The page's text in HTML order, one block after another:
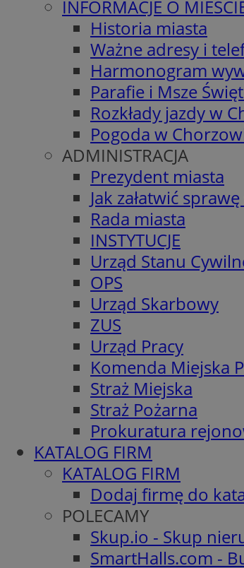
INFORMACJE O
Historia miasta
Ważne adresy i
Harmonogram
Parafie i Msze
Rozkłady jazdy w
Pogoda w
ADMINISTRACJA
Prezydent miasta
Jak załatwić
Rada miasta
INSTYTUCJE
Urząd Stanu
OPS
Urząd Skarbowy
ZUS
Urząd Pracy
Komenda Miejska
Straż Miejska
Straż Pożarna
Prokuratura
KATALOG FIRM
KATALOG FIRM
Dodaj firmę do
POLECAMY
Skup.io - Skup
SmartHalls.com -